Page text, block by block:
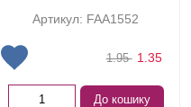
Артикул: FAA1552
1.95 1.35
До кошику